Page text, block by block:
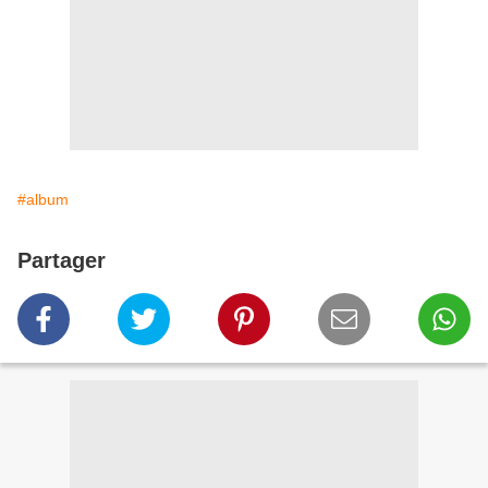
#album
Partager